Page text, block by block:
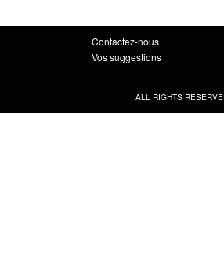
Contactez-nous
Vos suggestions
ALL RIGHTS